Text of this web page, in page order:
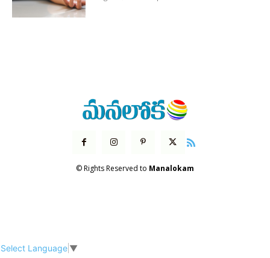
© Rights Reserved to Manalokam
Select Language ▼